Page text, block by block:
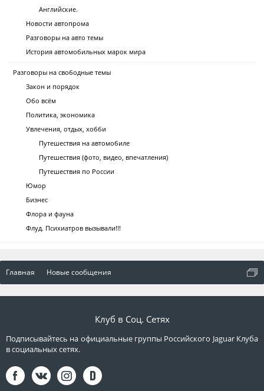
Английские.
Новости автопрома
Разговоры на авто темы
История автомобильных марок мира
Разговоры на свободные темы
Закон и порядок
Обо всём
Политика, экономика
Увлечения, отдых, хобби
Путешествия на автомобиле
Путешествия (фото, видео, впечатления)
Путешествия по России
Юмор
Бизнес
Флора и фауна
Флуд. Психиатров вызывали!!!
Главная Новые сообщения
Клуб в Соц. Сетях
Подписывайтесь на официальные группы Российского Jaguar Клуба
в социальных сетях.